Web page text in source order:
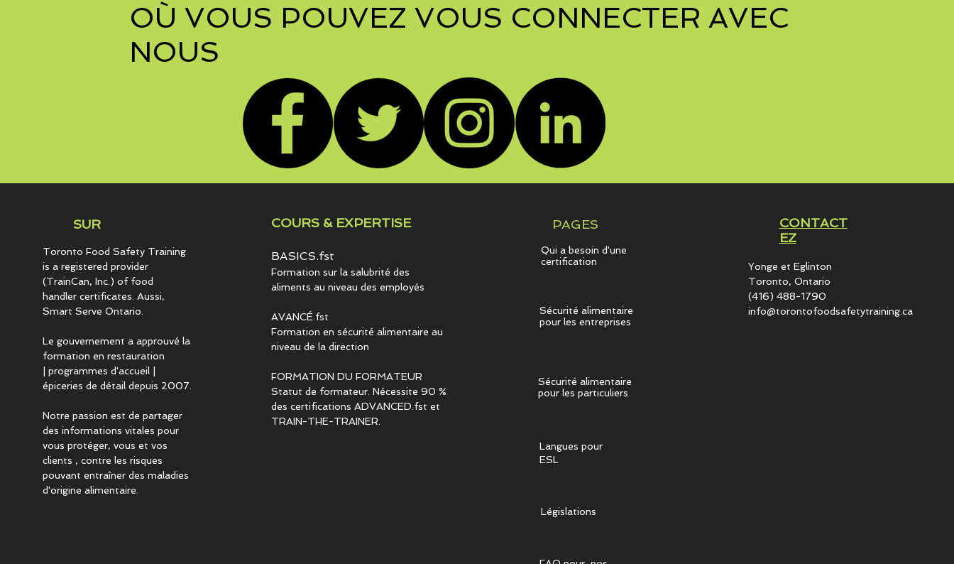
OÙ VOUS POUVEZ VOUS CONNECTER AVEC
NOUS
SUR
Toronto Food Safety Training
is a registered provider
(TrainCan, Inc.) of food
handler certificates. Aussi,
Smart Serve Ontario.
Le gouvernement a approuvé la
formation en restauration
| programmes d'accueil |
épiceries de détail depuis 2007.
Notre passion est de partager
des informations vitales pour
vous protéger, vous et vos
clients , contre les risques
pouvant entraîner des maladies
d'origine alimentaire.
COURS & EXPERTISE
BASICS.fst
Formation sur la salubrité des
aliments au niveau des employés
AVANCÉ.fst
Formation en sécurité alimentaire au
niveau de la direction
FORMATION DU FORMATEUR
Statut de formateur. Nécessite 90 %
des certifications ADVANCED.fst et
TRAIN-THE-TRAINER.
PAGES
Qui a besoin d'une
certification
Sécurité alimentaire
pour les entreprises
Sécurité alimentaire
pour les particuliers
Langues pour
ESL
Législations
CONTACT
EZ
Yonge et Eglinton​
Toronto, Ontario
(416) 488-1790
info@torontofoodsafetytraining.ca